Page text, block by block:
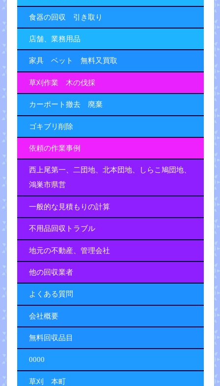
食器の回収 引き取り
店舗、業務用品
家具 ベット 無料又買取
草刈作業 木の伐採
カーポート撤去 廃棄
ゴキブリ削除
依頼の作業事例
西上尾第一、二団地、北本団地、しらこ鳩団地、
鴻巣市県営
一般的な見積もりの計算
不用品回収トラブル
地元の不動産、管理会社
他の回収業者
よくある質問
会社概要
無料回収品目
0000
草刈 本町